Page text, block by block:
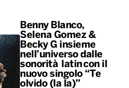
Benny Blanco,
Selena Gomez &
Becky G insieme
nell’universo dalle
sonorità latin con il
nuovo singolo “Te
olvido (la la)”